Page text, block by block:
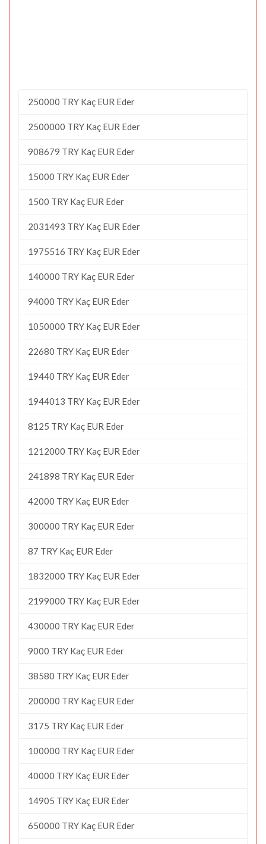
250000 TRY Kaç EUR Eder
2500000 TRY Kaç EUR Eder
908679 TRY Kaç EUR Eder
15000 TRY Kaç EUR Eder
1500 TRY Kaç EUR Eder
2031493 TRY Kaç EUR Eder
1975516 TRY Kaç EUR Eder
140000 TRY Kaç EUR Eder
94000 TRY Kaç EUR Eder
1050000 TRY Kaç EUR Eder
22680 TRY Kaç EUR Eder
19440 TRY Kaç EUR Eder
1944013 TRY Kaç EUR Eder
8125 TRY Kaç EUR Eder
1212000 TRY Kaç EUR Eder
241898 TRY Kaç EUR Eder
42000 TRY Kaç EUR Eder
300000 TRY Kaç EUR Eder
87 TRY Kaç EUR Eder
1832000 TRY Kaç EUR Eder
2199000 TRY Kaç EUR Eder
430000 TRY Kaç EUR Eder
9000 TRY Kaç EUR Eder
38580 TRY Kaç EUR Eder
200000 TRY Kaç EUR Eder
3175 TRY Kaç EUR Eder
100000 TRY Kaç EUR Eder
40000 TRY Kaç EUR Eder
14905 TRY Kaç EUR Eder
650000 TRY Kaç EUR Eder